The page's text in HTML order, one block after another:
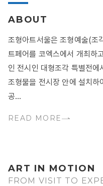
ABOUT
조형아트서울은 조형예술(조
트페어를 코엑스에서 개최하
인 전시인 대형조각 특별전
조형물을 전시장 안에 설치하
공...
READ MORE
ART IN MOTION
FROM VISIT TO